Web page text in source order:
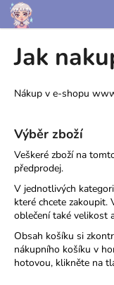
Přejít
obsah
Jak
Nákup v e-shopu
Výběr zboží
Veškeré zboží na
předprodej.
V jednotlivých
které chcete zakoupit.
oblečení také velikost
Obsah košíku si
nákupního košíku v
hotovou, klikněte na
K
o
o
o
t
ř
e
b
u
j
e